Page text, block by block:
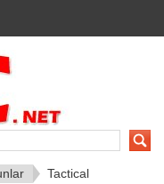
Tactical